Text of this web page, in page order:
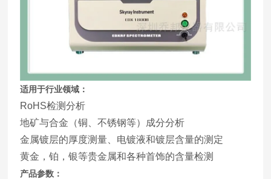
适用于行业领域：
RoHS检测分析
地矿与合金（铜、不锈钢等）成分分析
金属镀层的厚度测量、电镀液和镀层含量的测定
黄金，铂，银等贵金属和各种首饰的含量检测
产品参数：